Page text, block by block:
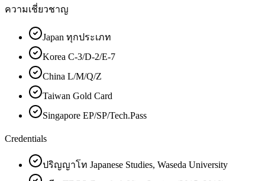
ความเชี่ยวชาญ
Japan ทุกประเภท
Korea C-3/D-2/E-7
China L/M/Q/Z
Taiwan Gold Card
Singapore EP/SP/Tech.Pass
Credentials
ปริญญาโท Japanese Studies, Waseda University